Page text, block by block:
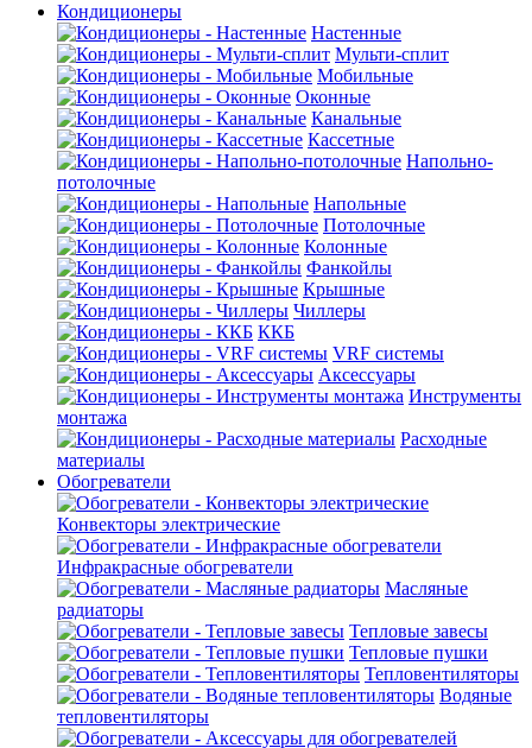
Кондиционеры
Настенные
Мульти-сплит
Мобильные
Оконные
Канальные
Кассетные
Напольно-
потолочные
Напольные
Потолочные
Колонные
Фанкойлы
Крышные
Чиллеры
ККБ
VRF системы
Аксессуары
Инструменты
монтажа
Расходные
материалы
Обогреватели
Конвекторы электрические
Инфракрасные обогреватели
Масляные
радиаторы
Тепловые завесы
Тепловые пушки
Тепловентиляторы
Водяные
тепловентиляторы